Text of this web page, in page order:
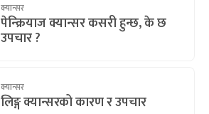
क्यान्सर
पेन्क्रियाज क्यान्सर कसरी हुन्छ, के छ
उपचार ?
क्यान्सर
लिङ्ग क्यान्सरको कारण र उपचार